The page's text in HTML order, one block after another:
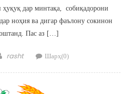
дар минтақа, собиқадорони
ноҳия ва дигар фаълону сокинон
Пас аз […]
Author
rasht Шарҳ(0)